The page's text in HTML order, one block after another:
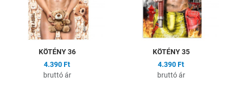
KÖTÉNY 36
4.390 Ft
bruttó ár
KÖTÉNY 35
4.390 Ft
bruttó ár